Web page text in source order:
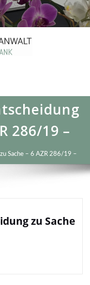
286/19 –
Sache – 6 AZR 286/19 –
zu Sache